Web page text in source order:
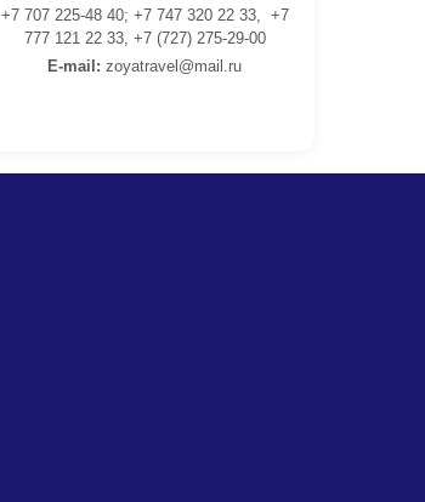
+7 707 225-48 40; +7 747 320 22 33, +7
777 121 22 33, +7 (727) 275-29-00
E-mail: zoyatravel@mail.ru